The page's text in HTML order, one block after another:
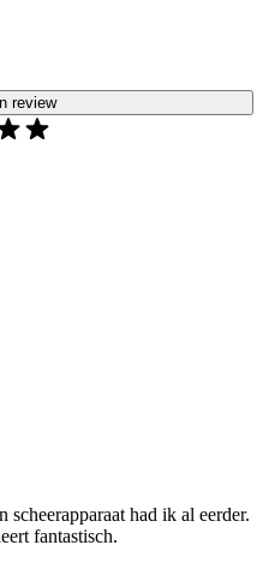
review
scheerapparaat had ik al eerder.
fantastisch.